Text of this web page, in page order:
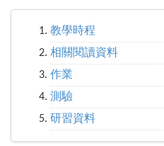
教學時程
相關閱讀資料
作業
測驗
研習資料